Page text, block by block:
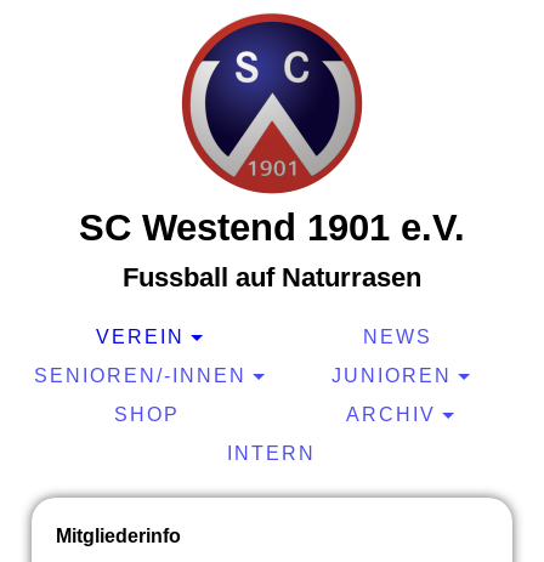
SC Westend 1901 e.V.
Fussball auf Naturrasen
VEREIN
NEWS
SENIOREN/-INNEN
JUNIOREN
SHOP
ARCHIV
INTERN
Mitgliederinfo